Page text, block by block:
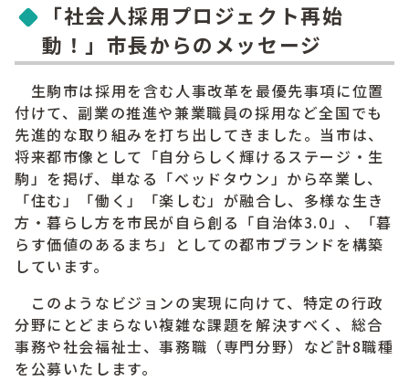
「社会人採用プロジェクト再始
動！」市長からのメッセージ
生駒市は採用を含む人事改革を最優先事項に位置
付けて、副業の推進や兼業職員の採用など全国でも
先進的な取り組みを打ち出してきました。当市は、
将来都市像として「自分らしく輝けるステージ・生
駒」を掲げ、単なる「ベッドタウン」から卒業し、
「住む」「働く」「楽しむ」が融合し、多様な生き
方・暮らし方を市民が自ら創る「自治体3.0」、「暮
らす価値のあるまち」としての都市ブランドを構築
しています。
このようなビジョンの実現に向けて、特定の行政
分野にとどまらない複雑な課題を解決すべく、総合
事務や社会福祉士、事務職（専門分野）など計8職種
を公募いたします。